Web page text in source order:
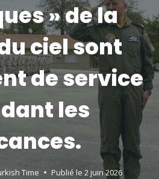
» de la
ciel sont
de service
les
Time Publié le 2 juin 2026